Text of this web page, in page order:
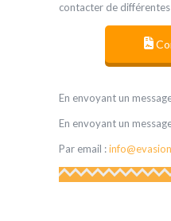
contacter de
En envoyant un
En envoyant un
Par email :